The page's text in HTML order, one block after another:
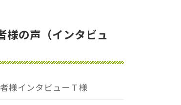
様の声（インタビュ
様インタビューＴ様